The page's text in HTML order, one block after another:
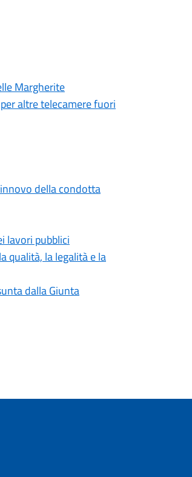
Margherite
altre telecamere fuori
della condotta
lavori pubblici
qualità, la legalità e la
dalla Giunta